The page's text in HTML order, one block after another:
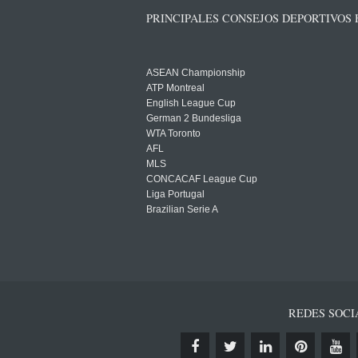
PRINCIPALES CONSEJOS DEPORTIVOS
ASEAN Championship
ATP Montreal
English League Cup
German 2 Bundesliga
WTA Toronto
AFL
MLS
CONCACAF League Cup
Liga Portugal
Brazilian Serie A
REDES